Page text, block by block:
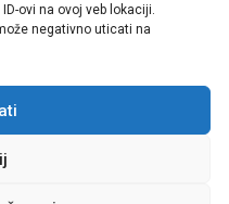
ovi na ovoj veb lokaciji.
negativno uticati na
by profm.ba